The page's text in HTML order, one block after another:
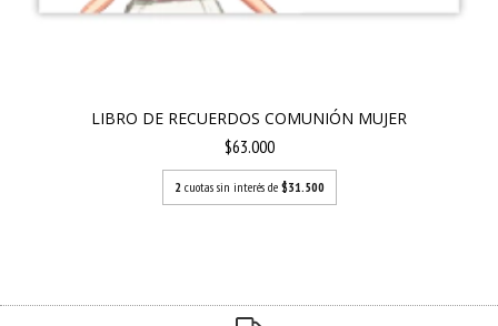
LIBRO DE RECUERDOS COMUNIÓN MUJER
$63.000
2 cuotas sin interés de $31.500